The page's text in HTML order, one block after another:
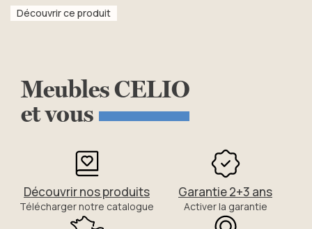
Découvrir ce produit
MeublesCELIO
etvous
Découvrir nos produits
Télécharger notre catalogue
Garantie 2+3 ans
Activer la garantie